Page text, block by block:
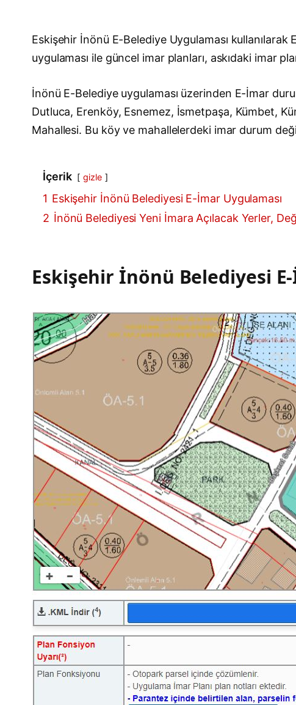
Eskişehir İnönü E-Belediye Uygulaması
uygulaması ile güncel imar planları, askıdaki imar
İnönü E-Belediye uygulaması üzerinden E-İmar
Dutluca, Erenköy, Esnemez, İsmetpaşa, Kümbet,
Mahallesi. Bu köy ve mahallelerdeki imar durum
İçerik gizle
1 Eskişehir İnönü Belediyesi E-İmar Uygulaması
2 İnönü Belediyesi Yeni İmara Açılacak Yerler,
Eskişehir İnönü Belediyesi